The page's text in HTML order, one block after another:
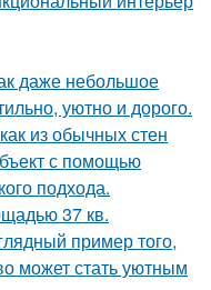
даже небольшое
уютно и дорого.
из обычных стен
с помощью
подхода.
37 кв.
пример того,
может стать уютным